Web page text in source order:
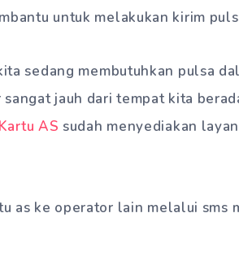
untuk melakukan kirim
sedang membutuhkan pulsa
jauh dari tempat kita
AS sudah menyediakan
as ke operator lain melalui sms